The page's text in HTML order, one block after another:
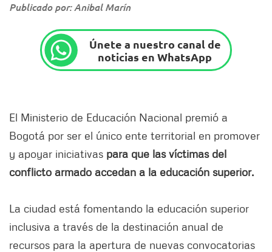
Publicado por: Anibal Marín
Únete a nuestro canal de
noticias en WhatsApp
El Ministerio de Educación Nacional premió a
Bogotá por ser el único ente territorial en promover
y apoyar iniciativas para que las víctimas del
conflicto armado accedan a la educación superior.
La ciudad está fomentando la educación superior
inclusiva a través de la destinación anual de
recursos para la apertura de nuevas convocatorias